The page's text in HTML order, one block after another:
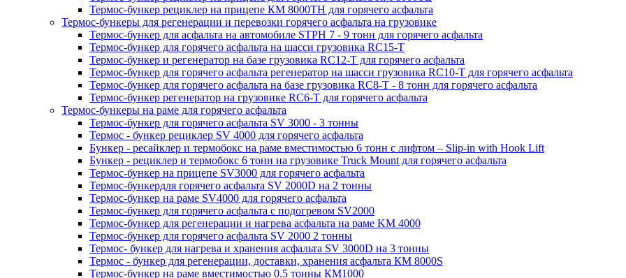
Термос-бункер рециклер на прицепе КМ 8000ТH для горячего асфальта
Термос-бункеры для регенерации и перевозки горячего асфальта на грузовике
Термос-бункер для асфальта на автомобиле STPH 7 - 9 тонн для горячего асфальта
Термос-бункер для горячего асфальта на шасси грузовика RC15-T
Термос-бункер и регенератор на базе грузовика RC12-T для горячего асфальта
Термос-бункер для горячего асфальта регенератор на шасси грузовика RC10-T для горячего асфальта
Термос-бункер для горячего асфальта на базе грузовика RC8-T - 8 тонн для горячего асфальта
Термос-бункер регенератор на грузовикe RC6-T для горячего асфальта
Термос-бункеры на раме для горячего асфальта
Термос-бункер для горячего асфальта SV 3000 - 3 тонны
Термос - бункер рециклер SV 4000 для горячего асфальта
Бункер - ресайклер и термобокс на раме вместимостью 6 тонн с лифтом – Slip-in with Hook Lift
Бункер - рециклер и термобокс 6 тонн на грузовике Truck Mount для горячего асфальта
Термос-бункер на прицепе SV3000 для горячего асфальта
Термос-бункердля горячего асфальта SV 2000D на 2 тонны
Термос-бункер на раме SV4000 для горячего асфальта
Термос-бункер для горячего асфальта с подогревом SV2000
Термос-бункер для регенерации и нагрева асфальта на раме KM 4000
Термос-бункер для горячего асфальта SV 2000 2 тонны
Термос- бункер для нагрева и хранения асфальта SV 3000D на 3 тонны
Термос - бункер для регенерации, доставки, хранения асфальта КМ 8000S
Термос-бункер на раме вместимостью 0.5 тонны КМ1000